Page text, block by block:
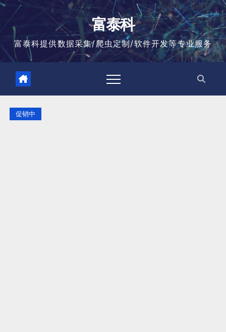
跳
富泰科
富泰科提供数据采集/爬虫定制/软件开发等专业服务
促销中